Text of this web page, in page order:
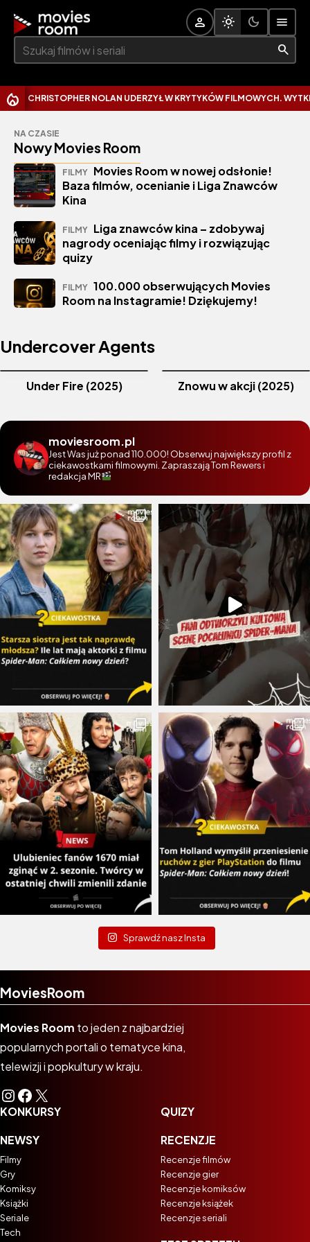
Szukaj:
CHRISTOPHER NOLAN UDERZYŁ W KRYTYKÓW FILMOWYCH.
NA CZASIE
Nowy Movies Room
FILMY Movies Room w nowej odsłonie!
Baza filmów, ocenianie i Liga Znawców
Kina
FILMY Liga znawców kina – zdobywaj
nagrody oceniając filmy i rozwiązując
quizy
FILMY 100.000 obserwujących Movies
Room na Instagramie! Dziękujemy!
Undercover Agents
Under Fire (2025) Znowu w akcji (2025)
moviesroom.pl
Jest Was już ponad 110.000! Obserwuj największy profil z
ciekawostkami filmowymi. Zapraszają Tom Rewers i
redakcja MR
Sprawdź nasz Insta
MoviesRoom
Movies Room to jeden z najbardziej
popularnych portali o tematyce kina,
telewizji i popkultury w kraju.
Instagram
Facebook
X
KONKURSY
NEWSY
Filmy
Gry
Komiksy
Książki
Seriale
Tech
QUIZY
RECENZJE
Recenzje filmów
Recenzje gier
Recenzje komiksów
Recenzje książek
Recenzje seriali